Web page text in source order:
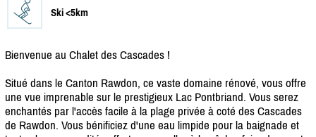
Ski <5km
Bienvenue au Chalet des Cascades !
Situé dans le Canton Rawdon, ce vaste domaine rénové, vous offre
une vue imprenable sur le prestigieux Lac Pontbriand. Vous serez
enchantés par l'accès facile à la plage privée à coté des Cascades
de Rawdon. Vous bénificiez d'une eau limpide pour la baignade et